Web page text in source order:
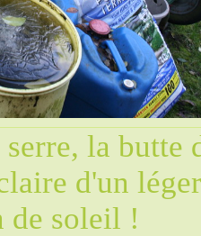
la butte
d'un léger
de soleil !